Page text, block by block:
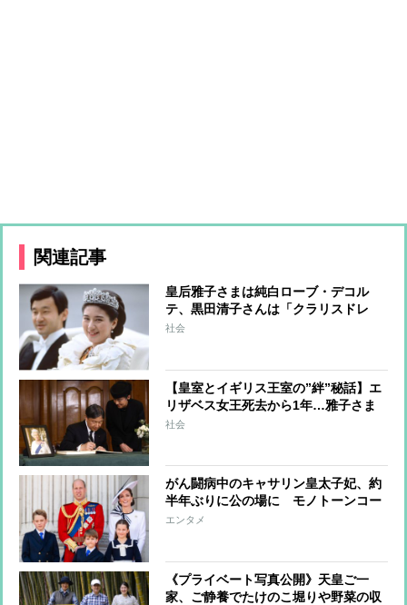
関連記事
皇后雅子さまは純白ローブ・デコル
テ、黒田清子さんは「クラリスドレ
ス」と話題に 女性皇族の華麗な
社会
【皇室とイギリス王室の”絆”秘話】エ
リザベス女王死去から1年…雅子さま
へ女王からのやさしさ溢れる手紙、天
社会
がん闘病中のキャサリン皇太子妃、約
半年ぶりに公の場に モノトーンコー
デファッションにみる”家族の絆”
エンタメ
《プライベート写真公開》天皇ご一
家、ご静養でたけのこ堀りや野菜の収